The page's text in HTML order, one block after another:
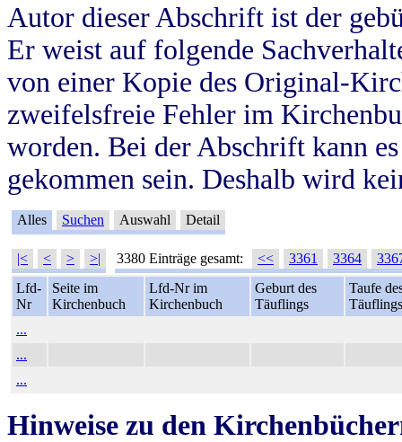
Autor dieser Abschrift ist der
Er weist auf folgende
von einer Kopie des Original-
zweifelsfreie Fehler im
worden. Bei der Abschrift kann
gekommen sein. Deshalb wird
Alles Suchen Auswahl Detail
|< < > >| 3380 Einträge gesamt: << 3361 3364
Lfd-
Nr
Seite im
Kirchenbuch
Lfd-Nr im
Kirchenbuch
Geburt des
Täuflings
Taufe
Täuflings
...
...
...
Hinweise zu den